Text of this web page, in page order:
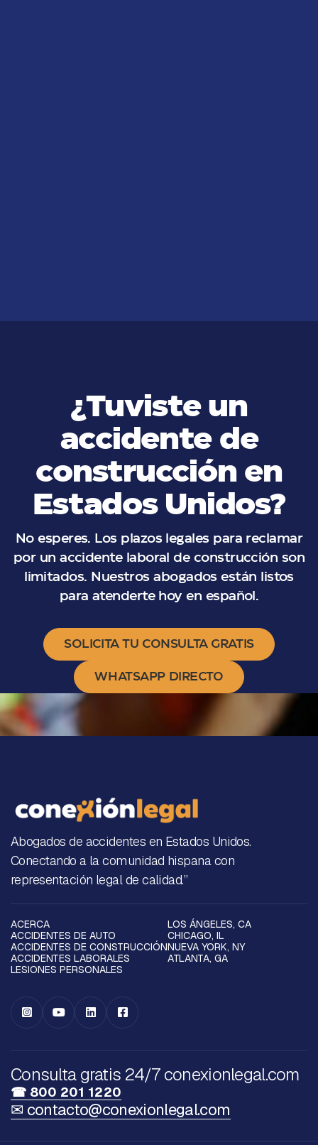
¿Tuviste un
accidente de
construcción en
Estados Unidos?
No esperes. Los plazos legales para reclamar
por un accidente laboral de construcción son
limitados. Nuestros abogados están listos
para atenderte hoy en español.
SOLICITA TU CONSULTA GRATIS
WHATSAPP DIRECTO
Abogados de accidentes en Estados Unidos.
Conectando a la comunidad hispana con
representación legal de calidad.”
ACERCA
ACCIDENTES DE AUTO
ACCIDENTES DE CONSTRUCCIÓN
ACCIDENTES LABORALES
LESIONES PERSONALES
LOS ÁNGELES, CA
CHICAGO, IL
NUEVA YORK, NY
ATLANTA, GA
   
Consulta gratis 24/7 conexionlegal.com
☎ 800 201 1220
✉ contacto@conexionlegal.com